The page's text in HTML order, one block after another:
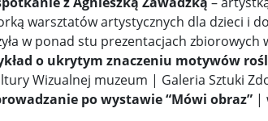
warsztatów artystycznych dla dzieci i
w ponad stu prezentacjach
o ukrytym znaczeniu motywów
Wizualnej muzeum | Galeria Sztuki
po wystawie “Mówi obraz” |